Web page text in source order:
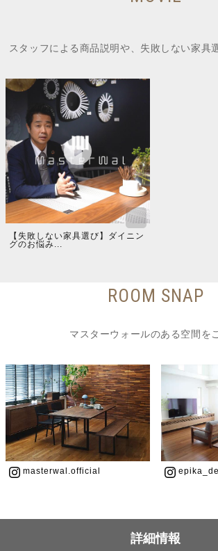
スタッフによる商品説明や、失敗しない家具
【失敗しない家具選び】ダイニン
グのお悩み...
ROOM SNAP
マスターウォールのある空間を
masterwal.official
詳細情報